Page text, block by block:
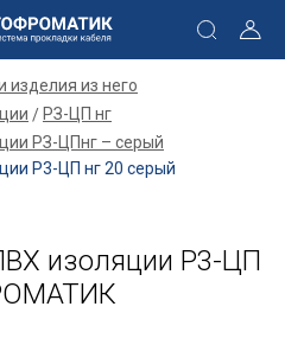
изделия из него
РЗ-ЦП нг
РЗ-ЦПнг – серый
Р3-ЦП нг 20 серый
изоляции Р3-ЦП